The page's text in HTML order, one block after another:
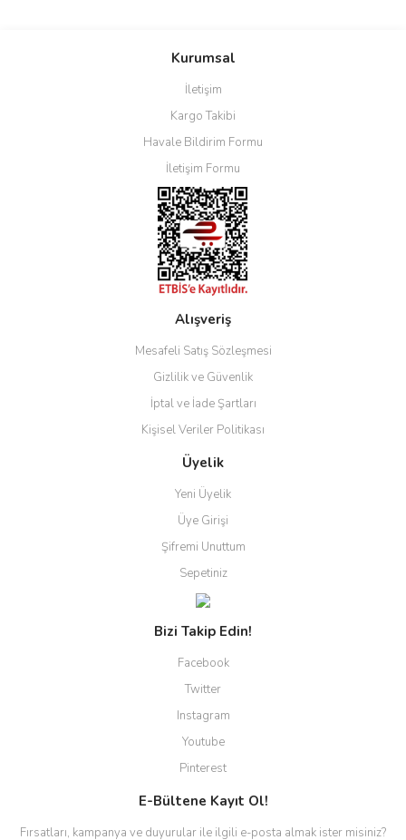
Kurumsal
İletişim
Kargo Takibi
Havale Bildirim Formu
İletişim Formu
Alışveriş
Mesafeli Satış Sözleşmesi
Gizlilik ve Güvenlik
İptal ve İade Şartları
Kişisel Veriler Politikası
Üyelik
Yeni Üyelik
Üye Girişi
Şifremi Unuttum
Sepetiniz
Bizi Takip Edin!
Facebook
Twitter
Instagram
Youtube
Pinterest
E-Bültene Kayıt Ol!
Fırsatları, kampanya ve duyurular ile ilgili e-posta almak ister misiniz?